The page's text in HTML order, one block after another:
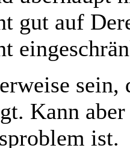
gut auf
sein,
Kann
ist.